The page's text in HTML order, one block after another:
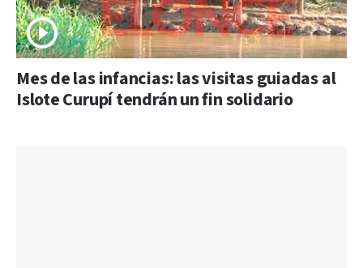
Mes de las infancias: las visitas guiadas al
Islote Curupí tendrán un fin solidario